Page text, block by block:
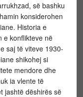
së bashku
konsiderohen
Historia e
e konflikteve në
saj të viteve 1930-
shikohej si
mendore dhe
ia vlente të
jashtë dëshirës së